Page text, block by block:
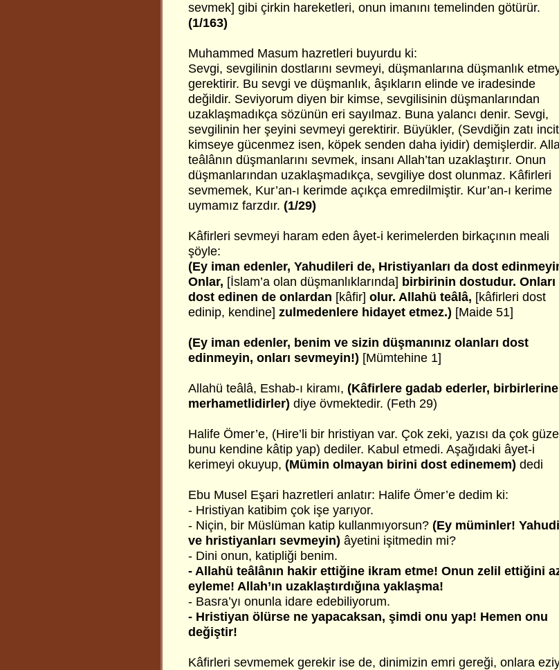
sevmek] gibi çirkin hareketleri, onun imanını temelinden götürür.
(1/163)
Muhammed Masum hazretleri buyurdu ki:
Sevgi, sevgilinin dostlarını sevmeyi, düşmanlarına düşmanlık
gerektirir. Bu sevgi ve düşmanlık, âşıkların elinde ve iradesinde
değildir. Seviyorum diyen bir kimse, sevgilisinin düşmanlarından
uzaklaşmadıkça sözünün eri sayılmaz. Buna yalancı denir. Sevgi,
sevgilinin her şeyini sevmeyi gerektirir. Büyükler, (Sevdiğin zatı
kimseye gücenmez isen, köpek senden daha iyidir) demişlerdir.
teâlânın düşmanlarını sevmek, insanı Allah’tan uzaklaştırır. Onun
düşmanlarından uzaklaşmadıkça, sevgiliye dost olunmaz. Kâfirleri
sevmemek, Kur’an-ı kerimde açıkça emredilmiştir. Kur’an-ı kerime
uymamız farzdır. (1/29)
Kâfirleri sevmeyi haram eden âyet-i kerimelerden birkaçının meali
şöyle:
(Ey iman edenler, Yahudileri de, Hristiyanları da dost
Onlar, [İslam’a olan düşmanlıklarında] birbirinin dostudur. Onları
dost edinen de onlardan [kâfir] olur. Allahü teâlâ, [kâfirleri dost
edinip, kendine] zulmedenlere hidayet etmez.) [Maide 51]
(Ey iman edenler, benim ve sizin düşmanınız olanları dost
edinmeyin, onları sevmeyin!) [Mümtehine 1]
Allahü teâlâ, Eshab-ı kiramı, (Kâfirlere gadab ederler, birbirlerine
merhametlidirler) diye övmektedir. (Feth 29)
Halife Ömer’e, (Hire’li bir hristiyan var. Çok zeki, yazısı da çok
bunu kendine kâtip yap) dediler. Kabul etmedi. Aşağıdaki âyet-i
kerimeyi okuyup, (Mümin olmayan birini dost edinemem) dedi
Ebu Musel Eşari hazretleri anlatır: Halife Ömer’e dedim ki:
- Hristiyan katibim çok işe yarıyor.
- Niçin, bir Müslüman katip kullanmıyorsun? (Ey müminler! Yahudi
ve hristiyanları sevmeyin) âyetini işitmedin mi?
- Dini onun, katipliği benim.
- Allahü teâlânın hakir ettiğine ikram etme! Onun zelil ettiğini
eyleme! Allah’ın uzaklaştırdığına yaklaşma!
- Basra’yı onunla idare edebiliyorum.
- Hristiyan ölürse ne yapacaksan, şimdi onu yap! Hemen onu
değiştir!
Kâfirleri sevmemek gerekir ise de, dinimizin emri gereği, onlara